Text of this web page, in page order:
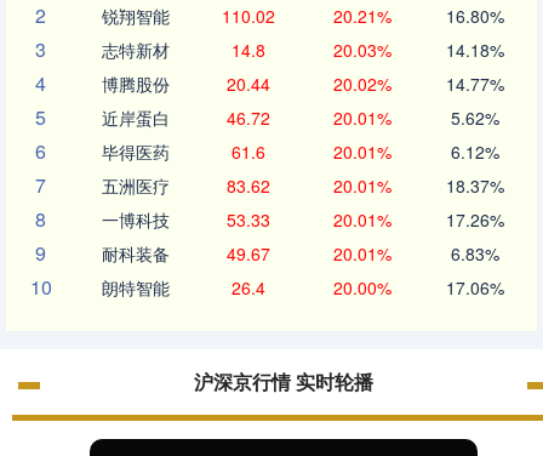
2 锐翔智能 110.02 20.21% 16.80%
3 志特新材 14.8 20.03% 14.18%
4 博腾股份 20.44 20.02% 14.77%
5 近岸蛋白 46.72 20.01% 5.62%
6 毕得医药 61.6 20.01% 6.12%
7 五洲医疗 83.62 20.01% 18.37%
8 一博科技 53.33 20.01% 17.26%
9 耐科装备 49.67 20.01% 6.83%
10 朗特智能 26.4 20.00% 17.06%
沪深京行情 实时轮播